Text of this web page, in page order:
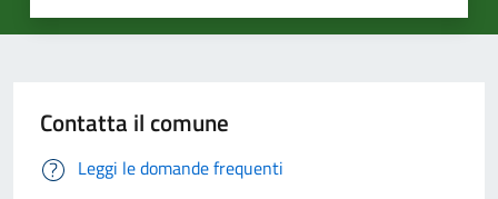
Contatta il comune
Leggi le domande frequenti